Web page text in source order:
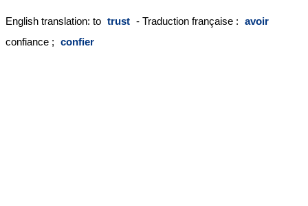
English translation: to trust - Traduction française : avoir
confiance ; confier